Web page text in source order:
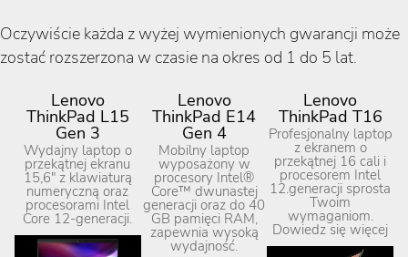
Oczywiście każda z wyżej wymienionych gwarancji może
zostać rozszerzona w czasie na okres od 1 do 5 lat.
Lenovo
ThinkPad L15
Gen 3
Wydajny laptop o
przekątnej ekranu
15,6" z klawiaturą
numeryczną oraz
procesorami Intel
Core 12-generacji.
Lenovo
ThinkPad E14
Gen 4
Mobilny laptop
wyposażony w
procesory Intel®
Core™ dwunastej
generacji oraz do 40
GB pamięci RAM,
zapewnia wysoką
wydajność.
Lenovo
ThinkPad T16
Profesjonalny laptop
z ekranem o
przekątnej 16 cali i
procesorem Intel
12.generacji sprosta
Twoim
wymaganiom.
Dowiedz się więcej